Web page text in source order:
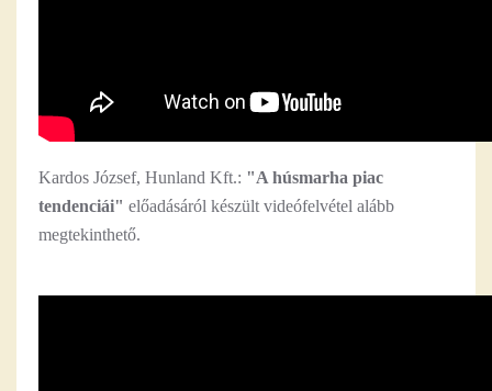
Kardos József, Hunland Kft.: "A húsmarha piac
tendenciái" előadásáról készült videófelvétel alább
megtekinthető.